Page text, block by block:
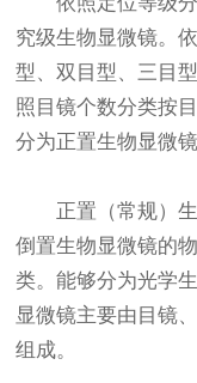
究级生物显微镜。
型、双目型、三目
照目镜个数分类按
分为正置生物显微
正置（常规）生
倒置生物显微镜的
类。能够分为光学
显微镜主要由目镜
组成。